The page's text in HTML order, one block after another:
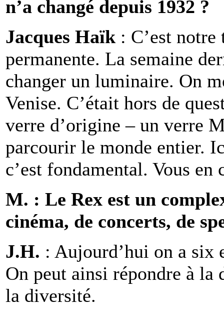
n’a changé depuis 1932 ?
Jacques Haïk : C’est
permanente. La semaine
changer un luminaire. On
Venise. C’était hors de
verre d’origine – un verre
parcourir le monde entier.
c’est fondamental. Vous en
M. : Le Rex est un
cinéma, de concerts, de
J.H. : Aujourd’hui on a six
On peut ainsi répondre à la
la diversité.